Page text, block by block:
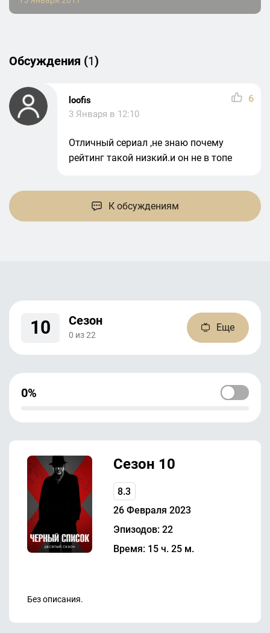
Обсуждения (1)
loofis
3 Января в 12:10
Отличный сериал ,не знаю почему
рейтинг такой низкий.и он не в топе
6
К обсуждениям
10 Сезон
0 из22
Еще
0%
Сезон 10
8.3
26 Февраля 2023
Эпизодов: 22
Время: 15 ч. 25 м.
Без описания.